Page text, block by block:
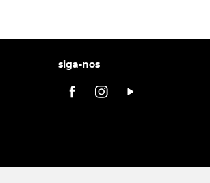
siga-nos